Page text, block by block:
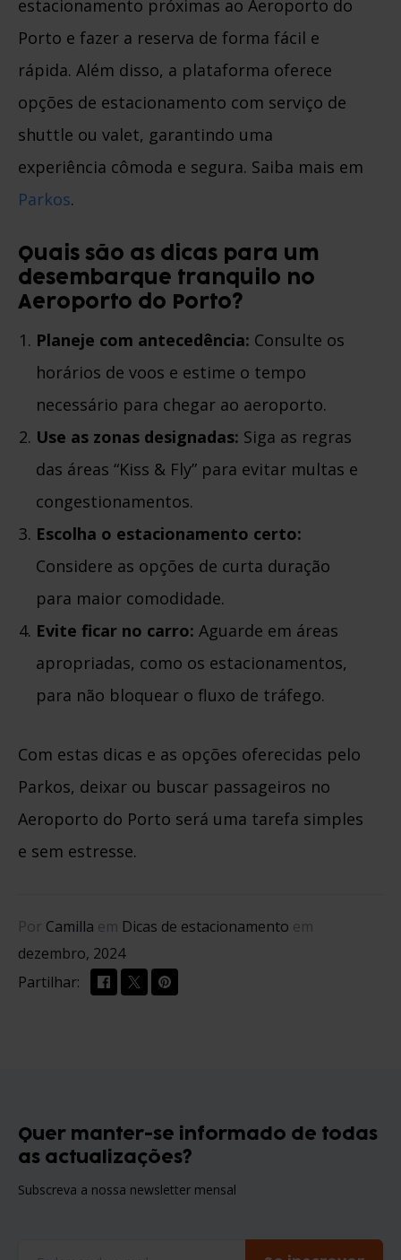
estacionamento próximas ao Aeroporto do
Porto e fazer a reserva de forma fácil e
rápida. Além disso, a plataforma oferece
opções de estacionamento com serviço de
shuttle ou valet, garantindo uma
experiência cômoda e segura. Saiba mais em
Parkos.
Quais são as dicas para um
desembarque tranquilo no
Aeroporto do Porto?
Planeje com antecedência: Consulte os
horários de voos e estime o tempo
necessário para chegar ao aeroporto.
Use as zonas designadas: Siga as regras
das áreas “Kiss & Fly” para evitar multas e
congestionamentos.
Escolha o estacionamento certo:
Considere as opções de curta duração
para maior comodidade.
Evite ficar no carro: Aguarde em áreas
apropriadas, como os estacionamentos,
para não bloquear o fluxo de tráfego.
Com estas dicas e as opções oferecidas pelo
Parkos, deixar ou buscar passageiros no
Aeroporto do Porto será uma tarefa simples
e sem estresse.
Por Camilla em Dicas de estacionamento em
dezembro, 2024
Partilhar:
Quer manter-se informado de todas
as actualizações?
Subscreva a nossa newsletter mensal